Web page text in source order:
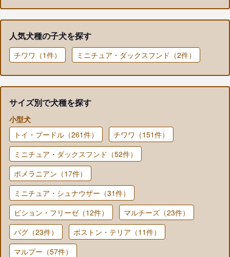
人気犬種の子犬を探す
チワワ（1件） ミニチュア・ダックスフンド（2件）
サイズ別で犬種を探す
小型犬
トイ・プードル（261件）
チワワ（151件）
ミニチュア・ダックスフンド（52件）
ポメラニアン（17件）
ミニチュア・シュナウザー（31件）
ビション・フリーゼ（12件）
マルチーズ（23件）
パグ（23件）
ボストン・テリア（11件）
マルプー（57件）